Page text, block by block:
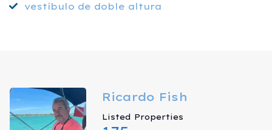
vestíbulo de doble altura
Ricardo Fish
Listed Properties